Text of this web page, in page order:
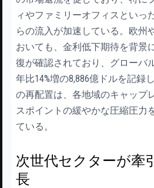
ィやファミリーオフィスといっ
らの流入が加速している。欧州
おいても、金利低下期待を背景
復が確認されており、グローバ
年比14%増の8,886億ドルを記録
の再配置は、各地域のキャップ
スポイントの緩やかな圧縮圧力
ている。
次世代セクターが牽
長